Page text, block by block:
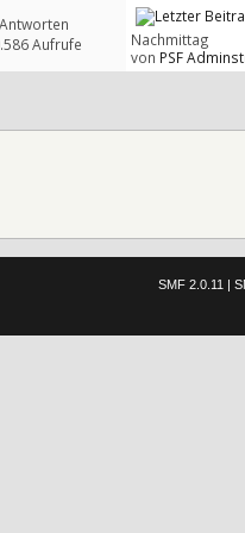
Aufrufe
Nachmittag
von PSF
SMF 2.0.11